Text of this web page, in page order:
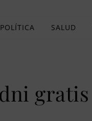
POLÍTICA SALUD
gratis